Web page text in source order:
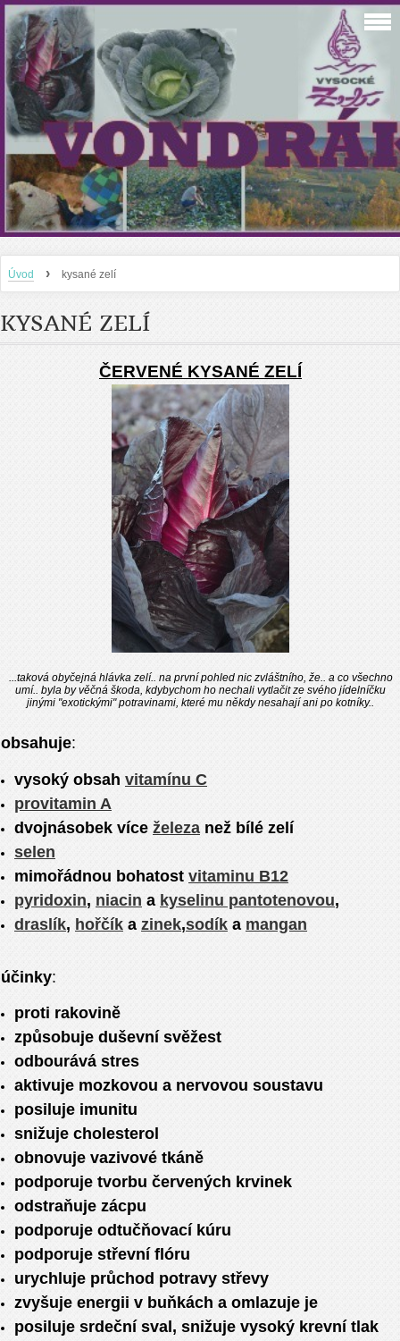
Úvod › kysané zelí
KYSANÉ ZELÍ
ČERVENÉ KYSANÉ ZELÍ
...taková obyčejná hlávka zelí.. na první pohled nic zvláštního, že.. a co všechno
umí.. byla by věčná škoda, kdybychom ho nechali vytlačit ze svého jídelníčku
jinými "exotickými" potravinami, které mu někdy nesahají ani po kotníky..
obsahuje:
vysoký obsah vitamínu C
provitamin A
dvojnásobek více železa než bílé zelí
selen
mimořádnou bohatost vitaminu B12
pyridoxin, niacin a kyselinu pantotenovou,
draslík, hořčík a zinek,sodík a mangan
účinky:
proti rakovině
způsobuje duševní svěžest
odbourává stres
aktivuje mozkovou a nervovou soustavu
posiluje imunitu
snižuje cholesterol
obnovuje vazivové tkáně
podporuje tvorbu červených krvinek
odstraňuje zácpu
podporuje odtučňovací kúru
podporuje střevní flóru
urychluje průchod potravy střevy
zvyšuje energii v buňkách a omlazuje je
posiluje srdeční sval, snižuje vysoký krevní tlak